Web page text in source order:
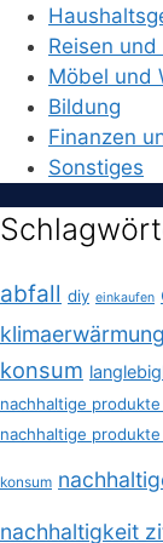
Reisen
Möbel und
Bildung
Finanzen
Sonstiges
abfall diy einkaufen
klimaerwärmung
konsum
nachhaltige
nachhaltige
konsum
nachhaltigkeit